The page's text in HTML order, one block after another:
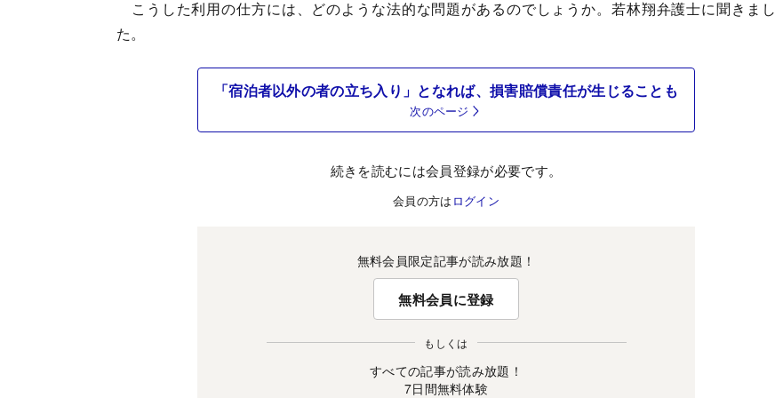
こうした利用の仕方には、どのような法的な問題があるのでしょうか。若林翔弁護士に聞きまし
た。
「宿泊者以外の者の立ち入り」となれば、損害賠償責任が生じることも
次のページ
続きを読むには会員登録が必要です。
会員の方は ログイン
無料会員限定記事が読み放題！
無料会員に登録
もしくは
すべての記事が読み放題！
7日間無料体験